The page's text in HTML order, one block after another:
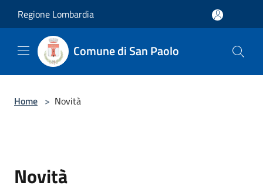
Regione Lombardia
Comune di San Paolo
Home > Novità
Novità